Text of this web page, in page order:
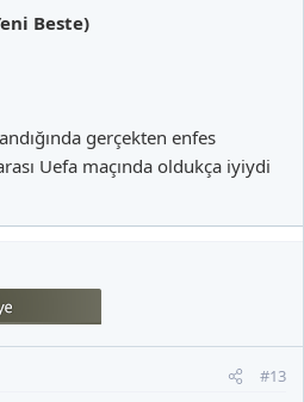
Beste)
gerçekten enfes
Uefa maçında oldukça iyiydi
#13